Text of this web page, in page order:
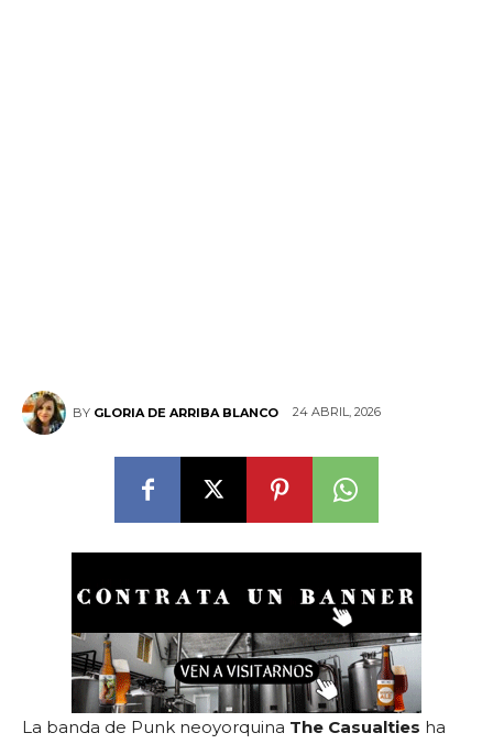
BY GLORIA DE ARRIBA BLANCO 24 ABRIL, 2026
La banda de Punk neoyorquina The Casualties ha